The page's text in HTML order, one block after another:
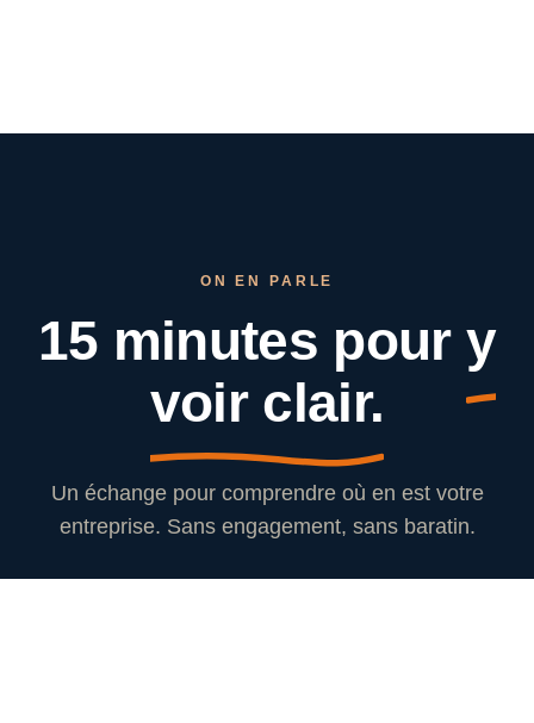
ON EN PARLE
15 minutes pour y
voir clair.
Un échange pour comprendre où en est votre
entreprise. Sans engagement, sans baratin.